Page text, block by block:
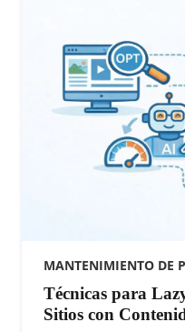
MANTENIMIENTO DE
Técnicas para
Sitios con